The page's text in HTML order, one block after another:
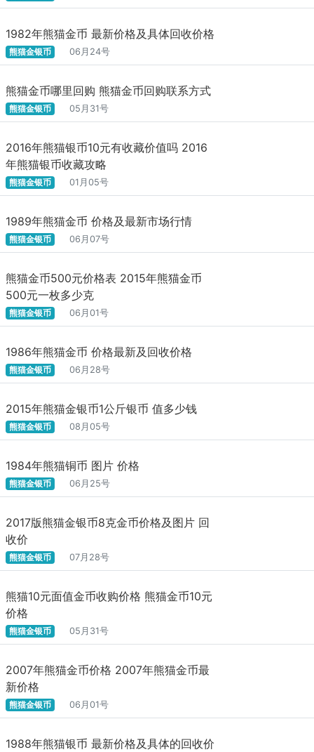
1982年熊猫金币 最新价格及具体回收价格
熊猫金银币 06月24号
熊猫金币哪里回购 熊猫金币回购联系方式
熊猫金银币 05月31号
2016年熊猫银币10元有收藏价值吗 2016
年熊猫银币收藏攻略
熊猫金银币 01月05号
1989年熊猫金币 价格及最新市场行情
熊猫金银币 06月07号
熊猫金币500元价格表 2015年熊猫金币
500元一枚多少克
熊猫金银币 06月01号
1986年熊猫金币 价格最新及回收价格
熊猫金银币 06月28号
2015年熊猫金银币1公斤银币 值多少钱
熊猫金银币 08月05号
1984年熊猫铜币 图片 价格
熊猫金银币 06月25号
2017版熊猫金银币8克金币价格及图片 回
收价
熊猫金银币 07月28号
熊猫10元面值金币收购价格 熊猫金币10元
价格
熊猫金银币 05月31号
2007年熊猫金币价格 2007年熊猫金币最
新价格
熊猫金银币 06月01号
1988年熊猫银币 最新价格及具体的回收价